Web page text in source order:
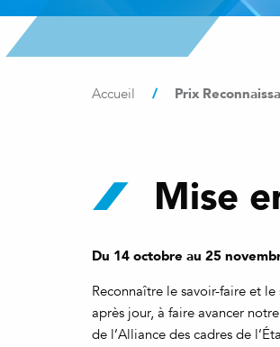
Accueil / Prix
Mise
Du 14 octobre au 25
Reconnaître le savoir-faire et
après jour, à faire avancer
de l’Alliance des cadres de